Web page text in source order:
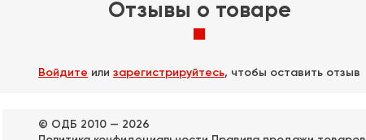
Отзывы о товаре
Войдите илизарегистрируйтесь, чтобы оставить отзыв
© ОДБ 2010 — 2026